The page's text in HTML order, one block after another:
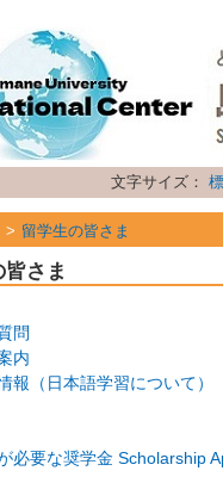
文字サイズ：
留学生の皆さま
さま
問
内
報（日本語学習について）
必要な奨学金 Scholarship